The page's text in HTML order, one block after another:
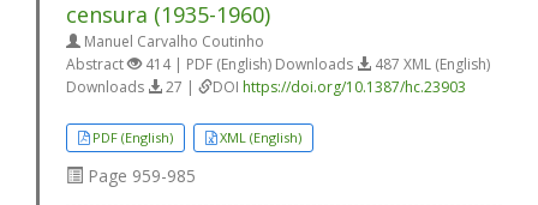
censura (1935-1960)
Manuel Carvalho Coutinho
Abstract
414 | PDF (English) Downloads
487 XML (English)
Downloads
27 | DOI https://doi.org/10.1387/hc.23903
PDF (English) XML (English)
Page 959-985